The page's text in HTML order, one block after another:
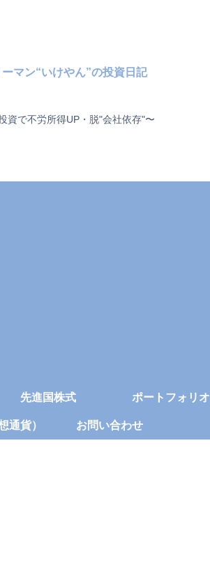
マン“いけやん”の投資日記
資で不労所得UP・脱"会社依存"〜
先進国株式 ポートフォリオ
通貨） お問い合わせ